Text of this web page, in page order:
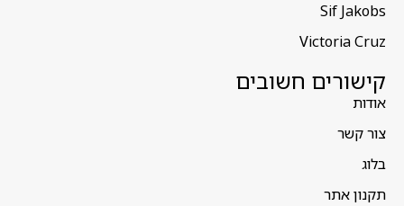
Sif Jakobs
Victoria Cruz
קישורים חשובים
אודות
צור קשר
בלוג
תקנון אתר